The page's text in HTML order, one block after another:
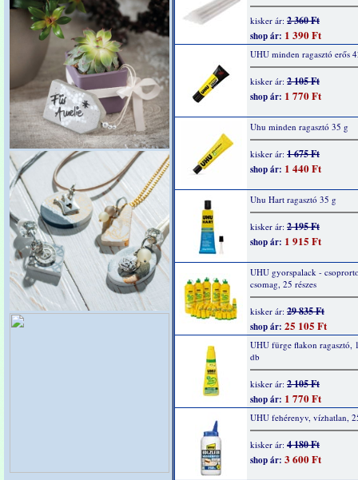
kisker ár: 2 360 Ft
shop ár: 1 390 Ft
UHU minden ragasztó erős
kisker ár: 2 105 Ft
shop ár: 1 770 Ft
Uhu minden ragasztó 35 g
kisker ár: 1 675 Ft
shop ár: 1 440 Ft
Uhu Hart ragasztó 35 g
kisker ár: 2 195 Ft
shop ár: 1 915 Ft
UHU gyorspalack -
csomag, 25 részes
kisker ár: 29 835 Ft
shop ár: 25 105 Ft
UHU fürge flakon ragasztó,
db
kisker ár: 2 105 Ft
shop ár: 1 770 Ft
UHU fehérenyv, vízhatlan,
kisker ár: 4 180 Ft
shop ár: 3 600 Ft